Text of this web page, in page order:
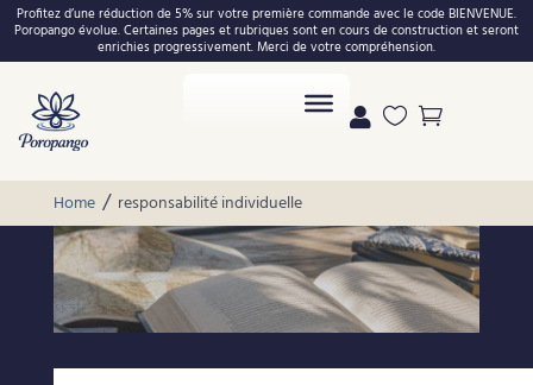
Profitez d’une réduction de 5% sur votre première commande avec le code BIENVENUE.
Poropango évolue. Certaines pages et rubriques sont en cours de construction et seront
enrichies progressivement. Merci de votre compréhension.
  
Home / responsabilité individuelle